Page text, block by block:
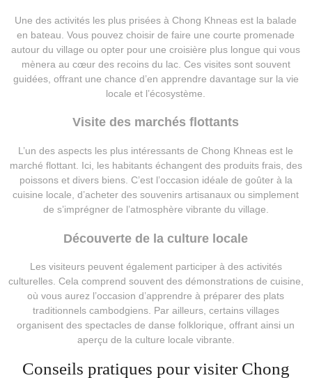
Une des activités les plus prisées à Chong Khneas est la balade
en bateau. Vous pouvez choisir de faire une courte promenade
autour du village ou opter pour une croisière plus longue qui vous
mènera au cœur des recoins du lac. Ces visites sont souvent
guidées, offrant une chance d’en apprendre davantage sur la vie
locale et l’écosystème.
Visite des marchés flottants
L’un des aspects les plus intéressants de Chong Khneas est le
marché flottant. Ici, les habitants échangent des produits frais, des
poissons et divers biens. C’est l’occasion idéale de goûter à la
cuisine locale, d’acheter des souvenirs artisanaux ou simplement
de s’imprégner de l’atmosphère vibrante du village.
Découverte de la culture locale
Les visiteurs peuvent également participer à des activités
culturelles. Cela comprend souvent des démonstrations de cuisine,
où vous aurez l’occasion d’apprendre à préparer des plats
traditionnels cambodgiens. Par ailleurs, certains villages
organisent des spectacles de danse folklorique, offrant ainsi un
aperçu de la culture locale vibrante.
Conseils pratiques pour visiter Chong